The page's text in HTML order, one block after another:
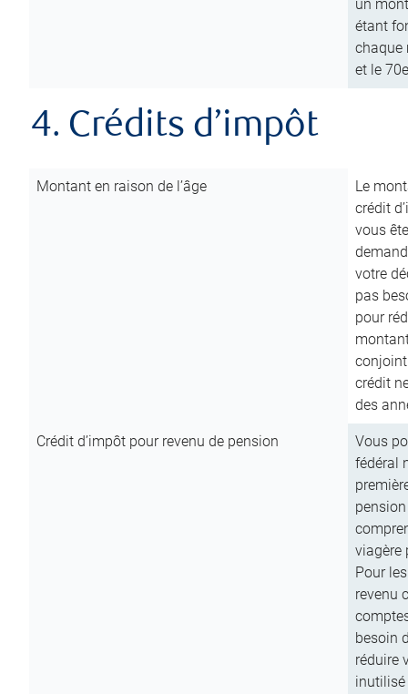
un
étant
chaque
et le
4. Crédits d’impôt
Montant en raison de l’âge
Le
crédit
vous
votre
pas
pour
conjoint
crédit
des
Crédit d’impôt pour revenu de pension
Vous
fédéral
viagère
Pour
revenu
besoin
réduire
inutilisé